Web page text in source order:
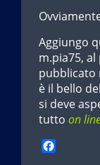
Aggiungo
m.pia75,
pubblicato
è il bello
si deve
tutto on